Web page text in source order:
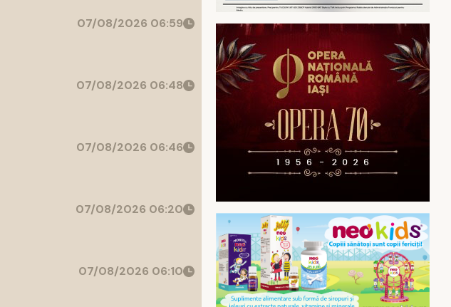
07/08/2026 06:59
07/08/2026 06:48
07/08/2026 06:46
07/08/2026 06:20
07/08/2026 06:10